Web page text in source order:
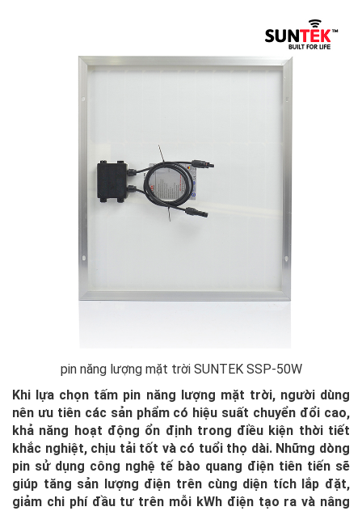
pin năng lượng mặt trời SUNTEK SSP-50W
Khi lựa chọn tấm pin năng lượng mặt trời, người dùng
nên ưu tiên các sản phẩm có hiệu suất chuyển đổi cao,
khả năng hoạt động ổn định trong điều kiện thời tiết
khắc nghiệt, chịu tải tốt và có tuổi thọ dài. Những dòng
pin sử dụng công nghệ tế bào quang điện tiên tiến sẽ
giúp tăng sản lượng điện trên cùng diện tích lắp đặt,
giảm chi phí đầu tư trên mỗi kWh điện tạo ra và nâng